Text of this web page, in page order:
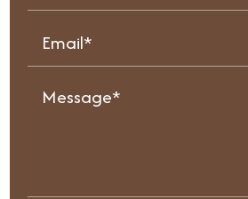
Email*
Message*